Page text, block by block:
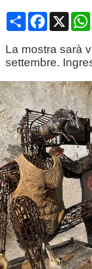
CondividiFacebook
X
La mostra sarà
settembre.